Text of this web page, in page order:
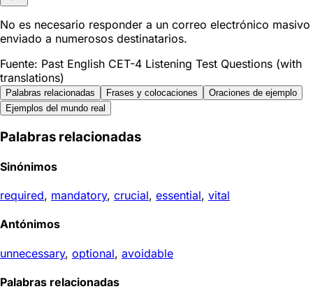
No es necesario responder a un correo electrónico masivo
enviado a numerosos destinatarios.
Fuente: Past English CET-4 Listening Test Questions (with
translations)
Palabras relacionadas Frases y colocaciones
Oraciones de ejemplo
Ejemplos del mundo real
Palabras relacionadas
Sinónimos
required, mandatory, crucial, essential, vital
Antónimos
unnecessary, optional, avoidable
Palabras relacionadas